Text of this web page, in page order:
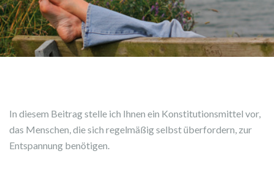
In diesem Beitrag stelle ich Ihnen ein Konstitutionsmittel vor,
das Menschen, die sich regelmäßig selbst überfordern, zur
Entspannung benötigen.